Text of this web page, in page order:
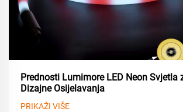
Prednosti Lumimore LED Neon Svjetla
Dizajne Osijelavanja
PRIKAŽI VIŠE